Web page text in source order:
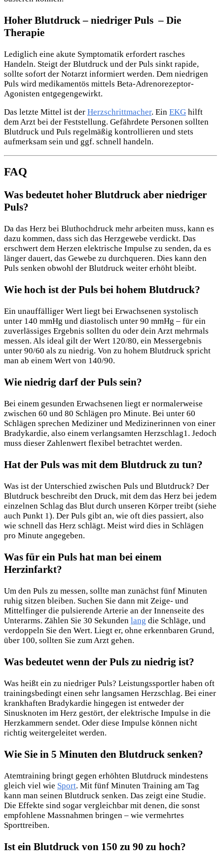
Hoher Blutdruck – niedriger Puls – Die
Therapie
Lediglich eine akute Symptomatik erfordert rasches
Handeln. Steigt der Blutdruck und der Puls sinkt rapide,
sollte sofort der Notarzt informiert werden. Dem niedrigen
Puls wird medikamentös mittels Beta-Adrenorezeptor-
Agonisten entgegengewirkt.
Das letzte Mittel ist der Herzschrittmacher. Ein EKG hilft
dem Arzt bei der Feststellung. Gefährdete Personen sollten
Blutdruck und Puls regelmäßig kontrollieren und stets
aufmerksam sein und ggf. schnell handeln.
FAQ
Was bedeutet hoher Blutdruck aber niedriger
Puls?
Da das Herz bei Bluthochdruck mehr arbeiten muss, kann es
dazu kommen, dass sich das Herzgewebe verdickt. Das
erschwert dem Herzen elektrische Impulse zu senden, da es
länger dauert, das Gewebe zu durchqueren. Dies kann den
Puls senken obwohl der Blutdruck weiter erhöht bleibt.
Wie hoch ist der Puls bei hohem Blutdruck?
Ein unauffälliger Wert liegt bei Erwachsenen systolisch
unter 140 mmHg und diastolisch unter 90 mmHg – für ein
zuverlässiges Ergebnis sollten du oder dein Arzt mehrmals
messen. Als ideal gilt der Wert 120/80, ein Messergebnis
unter 90/60 als zu niedrig. Von zu hohem Blutdruck spricht
man ab einem Wert von 140/90.
Wie niedrig darf der Puls sein?
Bei einem gesunden Erwachsenen liegt er normalerweise
zwischen 60 und 80 Schlägen pro Minute. Bei unter 60
Schlägen sprechen Mediziner und Medizinerinnen von einer
Bradykardie, also einem verlangsamten Herzschlag1. Jedoch
muss dieser Zahlenwert flexibel betrachtet werden.
Hat der Puls was mit dem Blutdruck zu tun?
Was ist der Unterschied zwischen Puls und Blutdruck? Der
Blutdruck beschreibt den Druck, mit dem das Herz bei jedem
einzelnen Schlag das Blut durch unseren Körper treibt (siehe
auch Punkt 1). Der Puls gibt an, wie oft dies passiert, also
wie schnell das Herz schlägt. Meist wird dies in Schlägen
pro Minute angegeben.
Was für ein Puls hat man bei einem
Herzinfarkt?
Um den Puls zu messen, sollte man zunächst fünf Minuten
ruhig sitzen bleiben. Suchen Sie dann mit Zeige- und
Mittelfinger die pulsierende Arterie an der Innenseite des
Unterarms. Zählen Sie 30 Sekunden lang die Schläge, und
verdoppeln Sie den Wert. Liegt er, ohne erkennbaren Grund,
über 100, sollten Sie zum Arzt gehen.
Was bedeutet wenn der Puls zu niedrig ist?
Was heißt ein zu niedriger Puls? Leistungssportler haben oft
trainingsbedingt einen sehr langsamen Herzschlag. Bei einer
krankhaften Bradykardie hingegen ist entweder der
Sinusknoten im Herz gestört, der elektrische Impulse in die
Herzkammern sendet. Oder diese Impulse können nicht
richtig weitergeleitet werden.
Wie Sie in 5 Minuten den Blutdruck senken?
Atemtraining bringt gegen erhöhten Blutdruck mindestens
gleich viel wie Sport. Mit fünf Minuten Training am Tag
kann man seinen Blutdruck senken. Das zeigt eine Studie.
Die Effekte sind sogar vergleichbar mit denen, die sonst
empfohlene Massnahmen bringen – wie vermehrtes
Sporttreiben.
Ist ein Blutdruck von 150 zu 90 zu hoch?